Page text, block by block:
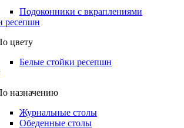
Подоконники с вкраплениями
ресепшн
цвету
Белые стойки ресепшн
назначению
Журнальные столы
Обеденные столы